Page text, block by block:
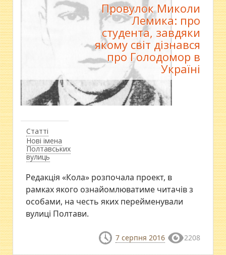
Статті
Нові імена
Полтавських
вулиць
Провулок Миколи
Лемика: про
студента, завдяки
якому світ дізнався
про Голодомор в
Україні
Редакція «Кола» розпочала проект, в
рамках якого ознайомлюватиме читачів з
особами, на честь яких перейменували
вулиці Полтави.
7 серпня 2016 2208